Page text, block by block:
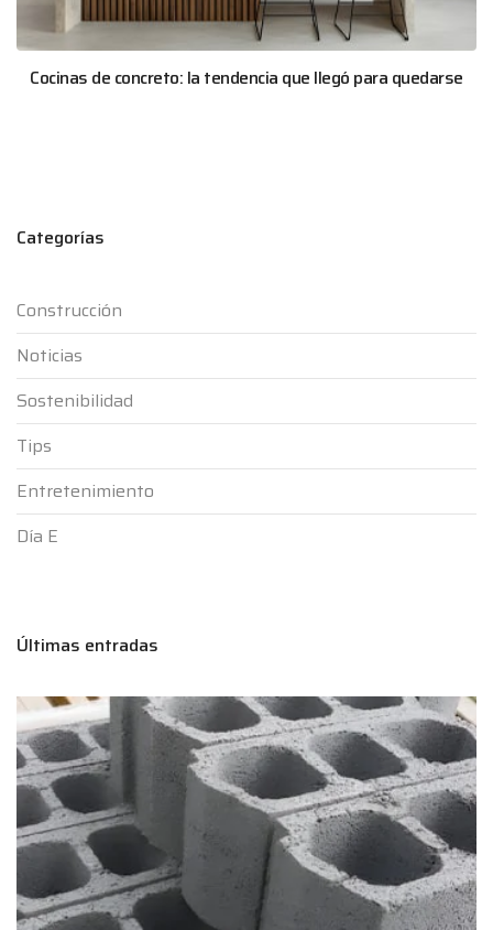
Cocinas de concreto: la tendencia que llegó para quedarse
Categorías
Construcción
Noticias
Sostenibilidad
Tips
Entretenimiento
Día E
Últimas entradas